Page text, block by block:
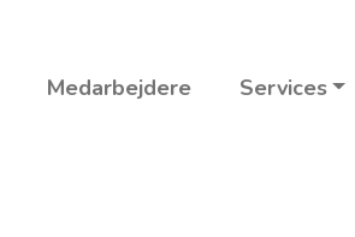
Medarbejdere Services